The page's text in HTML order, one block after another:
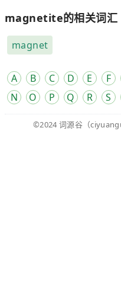
magnetite的相关词汇
magnet
A B C D E F
N
O P Q R S
©2024 词源谷 （